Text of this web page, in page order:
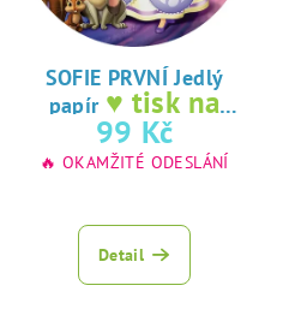
SOFIE PRVNÍ Jedlý
papír ♥ tisk na
jedlý papír
99 Kč
🔥 OKAMŽITÉ ODESLÁNÍ
Detail